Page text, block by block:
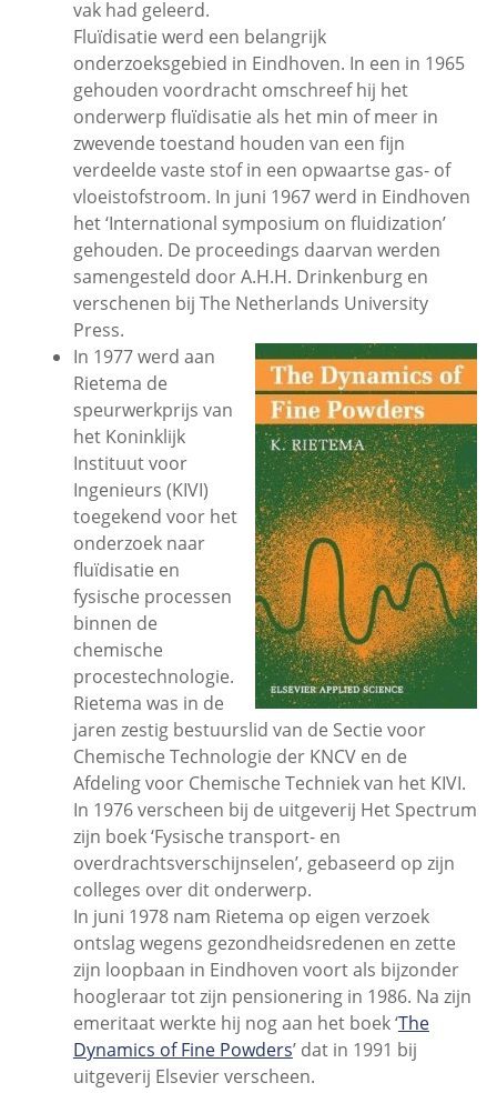
vak had geleerd.
Fluïdisatie werd een belangrijk
onderzoeksgebied in Eindhoven. In een in 1965
gehouden voordracht omschreef hij het
onderwerp fluïdisatie als het min of meer in
zwevende toestand houden van een fijn
verdeelde vaste stof in een opwaartse gas- of
vloeistofstroom. In juni 1967 werd in Eindhoven
het ‘International symposium on fluidization’
gehouden. De proceedings daarvan werden
samengesteld door A.H.H. Drinkenburg en
verschenen bij The Netherlands University
Press.
In 1977 werd aan
Rietema de
speurwerkprijs van
het Koninklijk
Instituut voor
Ingenieurs (KIVI)
toegekend voor het
onderzoek naar
fluïdisatie en
fysische processen
binnen de
chemische
procestechnologie.
Rietema was in de
jaren zestig bestuurslid van de Sectie voor
Chemische Technologie der KNCV en de
Afdeling voor Chemische Techniek van het KIVI.
In 1976 verscheen bij de uitgeverij Het Spectrum
zijn boek ‘Fysische transport- en
overdrachtsverschijnselen’, gebaseerd op zijn
colleges over dit onderwerp.
In juni 1978 nam Rietema op eigen verzoek
ontslag wegens gezondheidsredenen en zette
zijn loopbaan in Eindhoven voort als bijzonder
hoogleraar tot zijn pensionering in 1986. Na zijn
emeritaat werkte hij nog aan het boek ‘The
Dynamics of Fine Powders’ dat in 1991 bij
uitgeverij Elsevier verscheen.